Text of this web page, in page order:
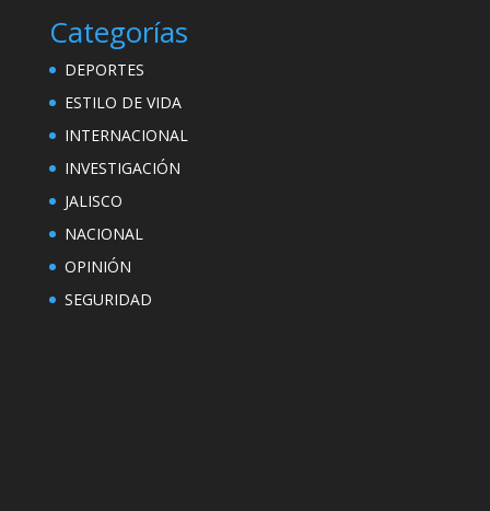
Categorías
DEPORTES
ESTILO DE VIDA
INTERNACIONAL
INVESTIGACIÓN
JALISCO
NACIONAL
OPINIÓN
SEGURIDAD